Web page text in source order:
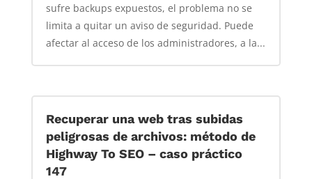
sufre backups expuestos, el problema no se
limita a quitar un aviso de seguridad. Puede
afectar al acceso de los administradores, a la...
Recuperar una web tras subidas
peligrosas de archivos: método de
Highway To SEO – caso práctico
147